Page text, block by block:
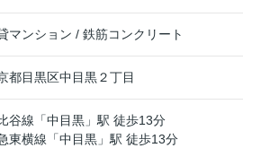
マンション / 鉄筋コンクリート
都目黒区中目黒２丁目
谷線 「中目黒 」駅 徒歩13分
東横線 「中目黒 」駅 徒歩13分